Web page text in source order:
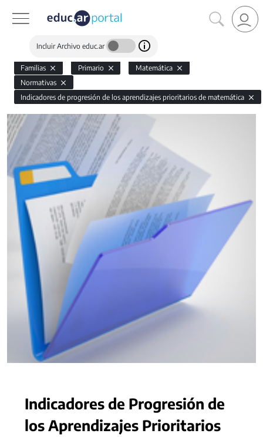
Incluir Archivo educ.ar
Familias Primario
Matemática
Normativas
Indicadores de progresión de los aprendizajes prioritarios de matemática
Indicadores de Progresión de
los Aprendizajes Prioritarios